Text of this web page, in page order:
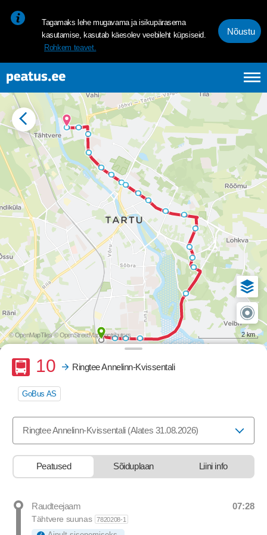
Tagamaks lehe mugavama ja isikupärasema
kasutamise, kasutab käesolev veebileht küpsiseid.
Rohkem teavet.
Nõustu
© OpenMapTiles © OpenStreetMap contributors 2 km
Buss
10 Ringtee Annelinn-Kvissentali
GoBus AS
Ringtee Annelinn-Kvissentali (Alates 31.08.2026)
Peatused Sõiduplaan Liini info
Raudteejaam Departure
07:28
Tähtvere suunas 7820208-1